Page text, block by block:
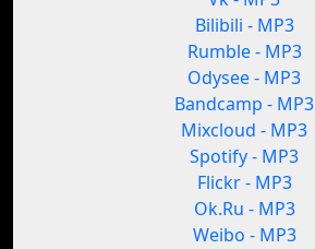
Bilibili - MP3
Rumble - MP3
Odysee - MP3
Bandcamp - MP3
Mixcloud - MP3
Spotify - MP3
Flickr - MP3
Ok.Ru - MP3
Weibo - MP3